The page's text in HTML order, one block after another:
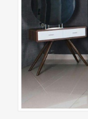
GỖ
TỰ
NHIÊN
ĐẸP
NHIỀU